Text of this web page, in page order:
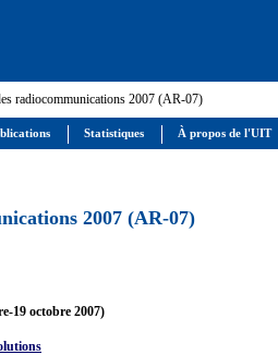
radiocommunications 2007 (AR-07)
2007 (AR-07)
19 octobre 2007)
Statistiques À propos de l'UIT